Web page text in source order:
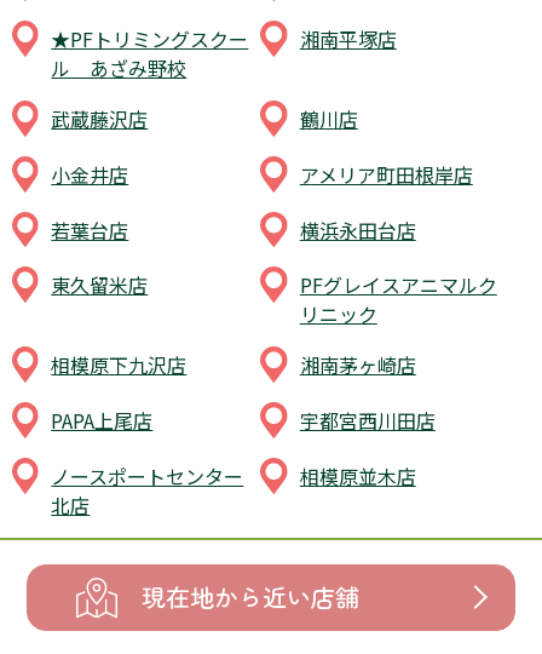
★PFトリミングスクー
ル あざみ野校
湘南平塚店
武蔵藤沢店
鶴川店
小金井店
アメリア町田根岸店
若葉台店
横浜永田台店
東久留米店
PFグレイスアニマルク
リニック
相模原下九沢店
湘南茅ヶ崎店
PAPA上尾店
宇都宮西川田店
ノースポートセンター
北店
相模原並木店
現在地から近い店舗